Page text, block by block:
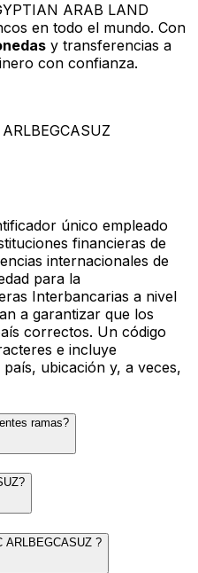
ARAB LAND
en todo el mundo. Con
y transferencias a
con confianza.
único empleado
financieras de
internacionales de
para la
Interbancarias a nivel
a garantizar que los
correctos. Un código
e incluye
ubicación y, a veces,
ramas?
ARLBEGCASUZ ?